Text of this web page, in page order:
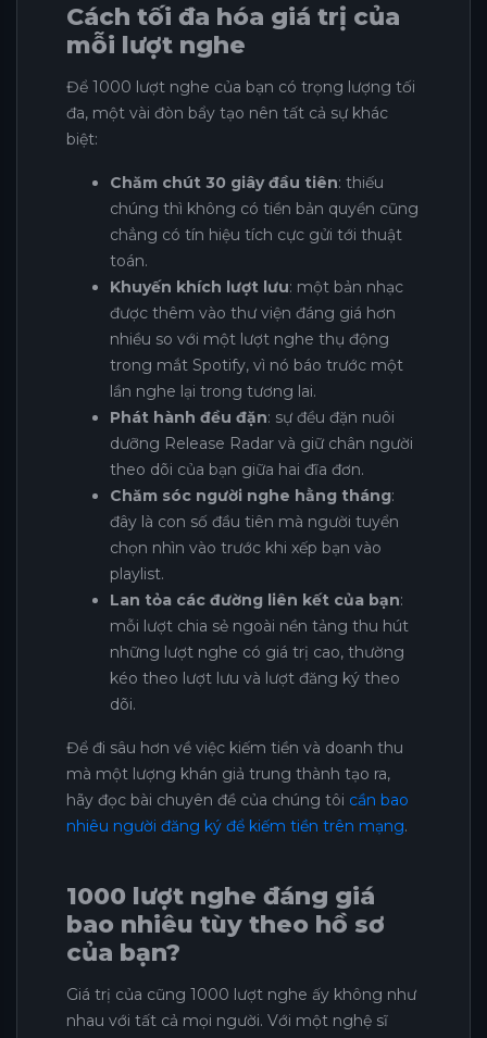
Cách tối đa hóa giá trị của
mỗi lượt nghe
Để 1000 lượt nghe của bạn có trọng lượng tối
đa, một vài đòn bẩy tạo nên tất cả sự khác
biệt:
Chăm chút 30 giây đầu tiên: thiếu
chúng thì không có tiền bản quyền cũng
chẳng có tín hiệu tích cực gửi tới thuật
toán.
Khuyến khích lượt lưu: một bản nhạc
được thêm vào thư viện đáng giá hơn
nhiều so với một lượt nghe thụ động
trong mắt Spotify, vì nó báo trước một
lần nghe lại trong tương lai.
Phát hành đều đặn: sự đều đặn nuôi
dưỡng Release Radar và giữ chân người
theo dõi của bạn giữa hai đĩa đơn.
Chăm sóc người nghe hằng tháng:
đây là con số đầu tiên mà người tuyển
chọn nhìn vào trước khi xếp bạn vào
playlist.
Lan tỏa các đường liên kết của bạn:
mỗi lượt chia sẻ ngoài nền tảng thu hút
những lượt nghe có giá trị cao, thường
kéo theo lượt lưu và lượt đăng ký theo
dõi.
Để đi sâu hơn về việc kiếm tiền và doanh thu
mà một lượng khán giả trung thành tạo ra,
hãy đọc bài chuyên đề của chúng tôi cần bao
nhiêu người đăng ký để kiếm tiền trên mạng.
1000 lượt nghe đáng giá
bao nhiêu tùy theo hồ sơ
của bạn?
Giá trị của cũng 1000 lượt nghe ấy không như
nhau với tất cả mọi người. Với một nghệ sĩ